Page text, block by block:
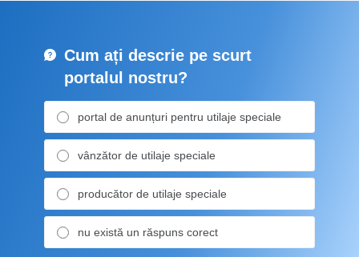
Cum ați descrie pe scurt
portalul nostru?
portal de anunțuri pentru utilaje speciale
vânzător de utilaje speciale
producător de utilaje speciale
nu există un răspuns corect